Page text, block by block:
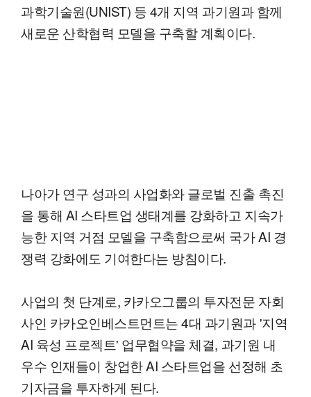
과학기술원(UNIST) 등 4개 지역 과기원과 함께
새로운 산학협력 모델을 구축할 계획이다.
나아가 연구 성과의 사업화와 글로벌 진출 촉진
을 통해 AI 스타트업 생태계를 강화하고 지속가
능한 지역 거점 모델을 구축함으로써 국가 AI 경
쟁력 강화에도 기여한다는 방침이다.
사업의 첫 단계로, 카카오그룹의 투자전문 자회
사인 카카오인베스트먼트는 4대 과기원과 '지역
AI 육성 프로젝트' 업무협약을 체결, 과기원 내
우수 인재들이 창업한 AI 스타트업을 선정해 초
기자금을 투자하게 된다.